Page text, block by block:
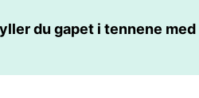
du gapet i tennene